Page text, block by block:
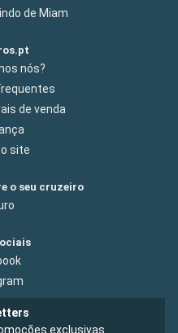
de Miam
nós?
de venda
site
o seu cruzeiro
exclusivas